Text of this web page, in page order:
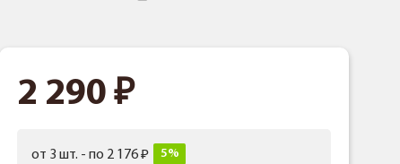
2 290
от 3 шт. - по 2 176 5%